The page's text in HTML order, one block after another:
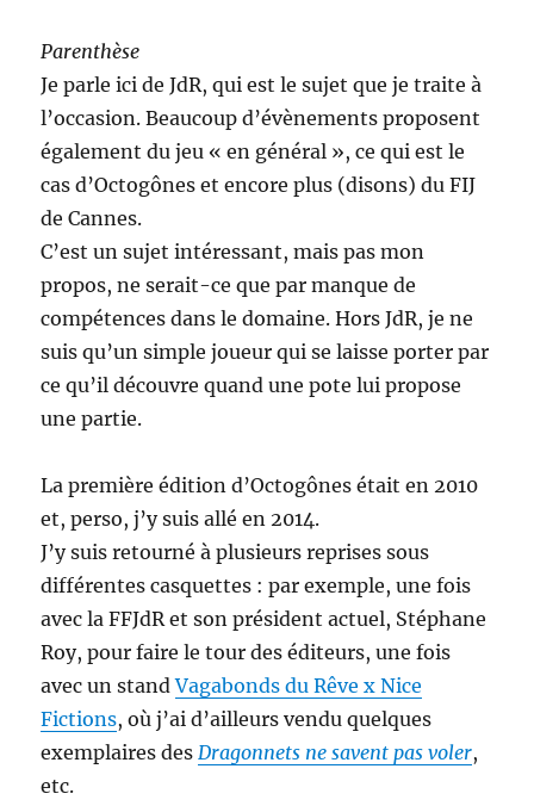
Parenthèse
Je parle ici de JdR, qui est le sujet que je traite à
l’occasion. Beaucoup d’évènements proposent
également du jeu « en général », ce qui est le
cas d’Octogônes et encore plus (disons) du FIJ
de Cannes.
C’est un sujet intéressant, mais pas mon
propos, ne serait-ce que par manque de
compétences dans le domaine. Hors JdR, je ne
suis qu’un simple joueur qui se laisse porter par
ce qu’il découvre quand une pote lui propose
une partie.
La première édition d’Octogônes était en 2010
et, perso, j’y suis allé en 2014.
J’y suis retourné à plusieurs reprises sous
différentes casquettes : par exemple, une fois
avec la FFJdR et son président actuel, Stéphane
Roy, pour faire le tour des éditeurs, une fois
avec un standVagabonds du Rêve x Nice
Fictions, où j’ai d’ailleurs vendu quelques
exemplaires desDragonnets ne savent pas voler,
etc.